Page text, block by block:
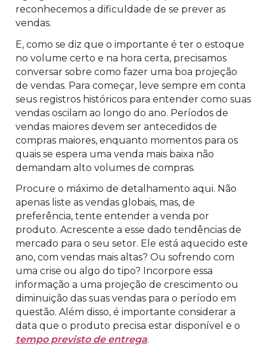
reconhecemos a dificuldade de se prever as
vendas.
E, como se diz que o importante é ter o estoque
no volume certo e na hora certa, precisamos
conversar sobre como fazer uma boa projeção
de vendas. Para começar, leve sempre em conta
seus registros históricos para entender como suas
vendas oscilam ao longo do ano. Períodos de
vendas maiores devem ser antecedidos de
compras maiores, enquanto momentos para os
quais se espera uma venda mais baixa não
demandam alto volumes de compras.
Procure o máximo de detalhamento aqui. Não
apenas liste as vendas globais, mas, de
preferência, tente entender a venda por
produto. Acrescente a esse dado tendências de
mercado para o seu setor. Ele está aquecido este
ano, com vendas mais altas? Ou sofrendo com
uma crise ou algo do tipo? Incorpore essa
informação a uma projeção de crescimento ou
diminuição das suas vendas para o período em
questão. Além disso, é importante considerar a
data que o produto precisa estar disponível e o
tempo previsto de entrega.